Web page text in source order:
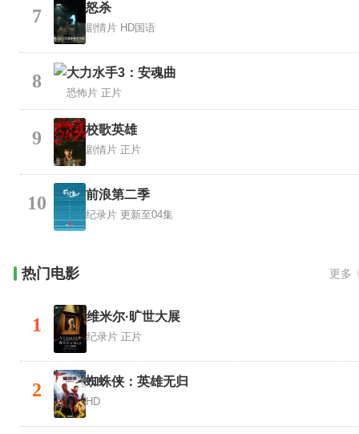
7 怒杀
剧情片 HD国语
8 大力水手3：安魂曲
恐怖片 正片
9 校歌英雄
剧情片 正片
10 前浪第二季
纪录片 更新至04集
热门电影 更多
1 维米尔·旷世大展
纪录片 正片
2 蜘蛛侠：英雄无归
HD